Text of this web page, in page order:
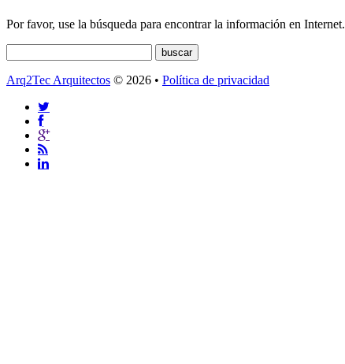
Por favor, use la búsqueda para encontrar la información en Internet.
Arq2Tec Arquitectos © 2026 • Política de privacidad